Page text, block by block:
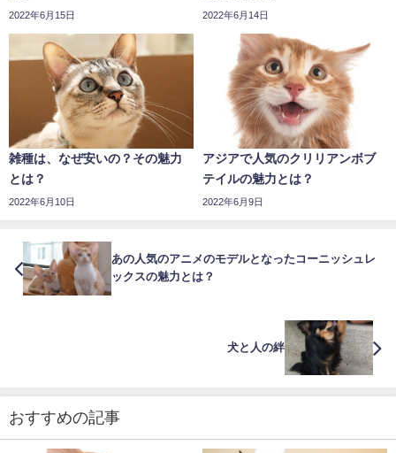
2022年6月15日 2022年6月14日
雑種は、なぜ安いの？その魅力
とは？
2022年6月10日
アジアで人気のクリリアンボブ
テイルの魅力とは？
2022年6月9日
あの人気のアニメのモデルとなったコーニッシュレ
ックスの魅力とは？
犬と人の絆
おすすめの記事